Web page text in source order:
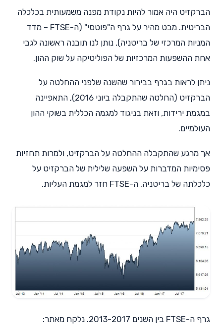
הברקזיט היה אמור להיות נקודת מפנה משמעותית בכלכלה
הבריטית. מבט מהיר על גרף ה"פוטסי" (ה-FTSE – מדד
המניות המרכזי של בריטניה), נותן לנו תובנה ראשונה לגבי
אחת ההשפעות המרכזיות של הפוליטיקה על שוק ההון.
ניתן לראות בגרף בבירור שהשנה שלפני ההחלטה על
הברקזיט (החלטה שהתקבלה ביוני 2016), התאפיינה
במגמת ירידות, וזאת בניגוד למגמה הכללית בשוקי ההון
העולמיים.
אך מרגע שהתקבלה ההחלטה על הברקזיט, ולמרות תחזיות
פסימיות המדברות על השפעה שלילית של הברקזיט על
כלכלתה של בריטניה, ה-FTSE חזר למגמת העליות.
גרף ה-FTSE בין השנים 2013-2017. נלקח מאתר: